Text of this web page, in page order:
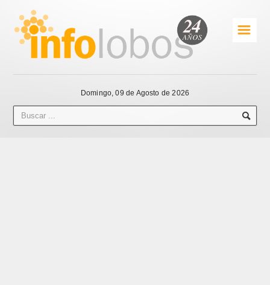
☰
Domingo, 09 de Agosto de 2026